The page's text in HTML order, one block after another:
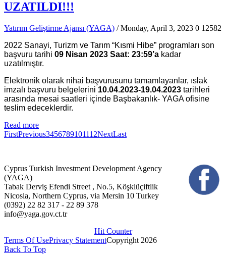
UZATILDI!!!
Yatırım Geliştirme Ajansı (YAGA) / Monday, April 3, 2023 0 12582
2022 Sanayi, Turizm ve Tarım “Kısmi Hibe” programları son
başvuru tarihi 09 Nisan 2023 Saat: 23:59’a kadar
uzatılmıştır.
Elektronik olarak nihai başvurusunu tamamlayanlar, ıslak
imzalı başvuru belgelerini 10.04.2023-19.04.2023 tarihleri
arasında mesai saatleri içinde Başbakanlık- YAGA ofisine
teslim edeceklerdir.
Read more
FirstPrevious3456789101112NextLast
Cyprus Turkish Investment Development Agency
(YAGA)
Tabak Derviş Efendi Street , No.5, Köşklüçiftlik
Nicosia, Northern Cyprus, via Mersin 10 Turkey
(0392) 22 82 317 - 22 89 378
info@yaga.gov.ct.tr
Hit Counter
Terms Of UsePrivacy StatementCopyright 2026
Back To Top